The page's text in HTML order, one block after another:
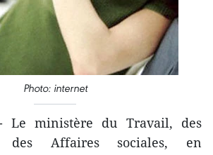
Photo: internet
Le ministère du Travail, des
Affaires sociales, en